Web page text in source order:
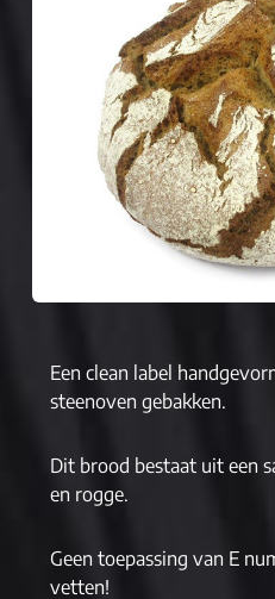
Een clean label
steenoven gebakken.
Dit brood bestaat uit een
en rogge.
Geen toepassing van E
vetten!